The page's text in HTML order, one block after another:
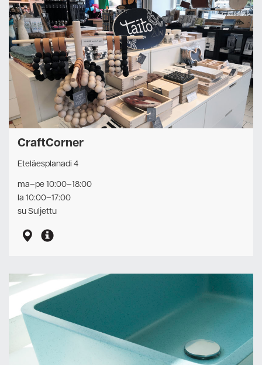
CraftCorner
Eteläesplanadi 4
ma–pe 10:00–18:00
la 10:00–17:00
su Suljettu